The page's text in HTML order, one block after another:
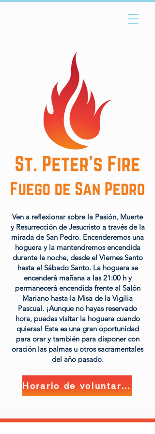
Ven a reflexionar sobre la Pasión, Muerte
y Resurrección de Jesucristo a través de la
mirada de San Pedro. Encenderemos una
hoguera y la mantendremos encendida
durante la noche, desde el Viernes Santo
hasta el Sábado Santo. La hoguera se
encenderá mañana a las 21:00 h y
permanecerá encendida frente al Salón
Mariano hasta la Misa de la Vigilia
Pascual. ¡Aunque no hayas reservado
hora, puedes visitar la hoguera cuando
quieras! Esta es una gran oportunidad
para orar y también para disponer con
oración las palmas u otros sacramentales
del año pasado.
Horario de voluntariado